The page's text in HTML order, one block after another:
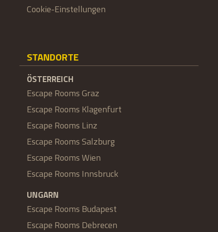
Cookie-Einstellungen
STANDORTE
ÖSTERREICH
Escape Rooms Graz
Escape Rooms Klagenfurt
Escape Rooms Linz
Escape Rooms Salzburg
Escape Rooms Wien
Escape Rooms Innsbruck
UNGARN
Escape Rooms Budapest
Escape Rooms Debrecen